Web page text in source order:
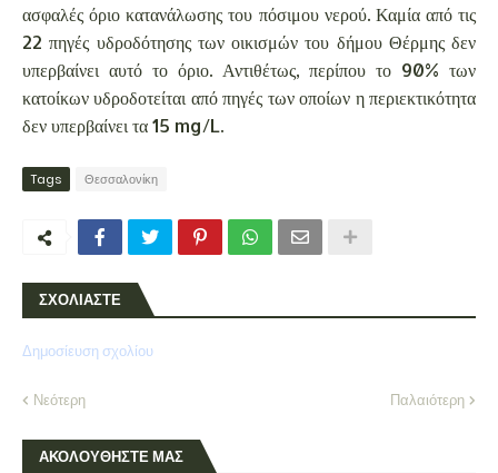
ασφαλές όριο κατανάλωσης του πόσιμου νερού. Καμία από τις
22 πηγές υδροδότησης των οικισμών του δήμου Θέρμης δεν
υπερβαίνει αυτό το όριο. Αντιθέτως, περίπου το 90% των
κατοίκων υδροδοτείται από πηγές των οποίων η περιεκτικότητα
δεν υπερβαίνει τα 15 mg/L.
Tags Θεσσαλονίκη
ΣΧΟΛΙΑΣΤΕ
Δημοσίευση σχολίου
Νεότερη Παλαιότερη
ΑΚΟΛΟΥΘΗΣΤΕ ΜΑΣ